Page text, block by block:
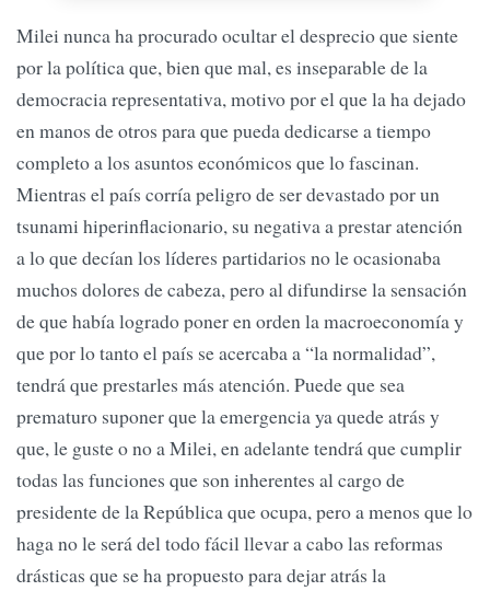
Milei nunca ha procurado ocultar el desprecio que siente
por la política que, bien que mal, es inseparable de la
democracia representativa, motivo por el que la ha dejado
en manos de otros para que pueda dedicarse a tiempo
completo a los asuntos económicos que lo fascinan.
Mientras el país corría peligro de ser devastado por un
tsunami hiperinflacionario, su negativa a prestar atención
a lo que decían los líderes partidarios no le ocasionaba
muchos dolores de cabeza, pero al difundirse la sensación
de que había logrado poner en orden la macroeconomía y
que por lo tanto el país se acercaba a “la normalidad”,
tendrá que prestarles más atención. Puede que sea
prematuro suponer que la emergencia ya quede atrás y
que, le guste o no a Milei, en adelante tendrá que cumplir
todas las funciones que son inherentes al cargo de
presidente de la República que ocupa, pero a menos que lo
haga no le será del todo fácil llevar a cabo las reformas
drásticas que se ha propuesto para dejar atrás la